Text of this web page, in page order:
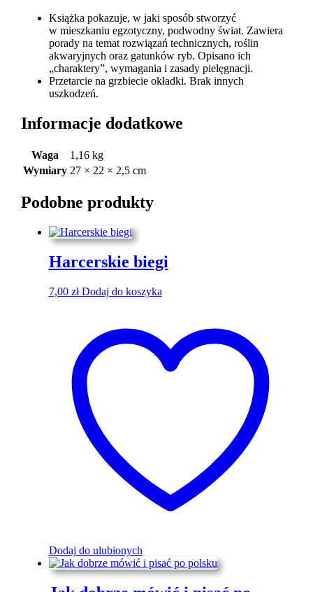
Książka pokazuje, w jaki sposób stworzyć
w mieszkaniu egzotyczny, podwodny świat. Zawiera
porady na temat rozwiązań technicznych, roślin
akwaryjnych oraz gatunków ryb. Opisano ich
„charaktery”, wymagania i zasady pielęgnacji.
Przetarcie na grzbiecie okładki. Brak innych
uszkodzeń.
Informacje dodatkowe
Waga
1,16 kg
Wymiary 27 × 22 × 2,5 cm
Podobne produkty
Harcerskie biegi
7,00 zł Dodaj do koszyka
Dodaj do ulubionych